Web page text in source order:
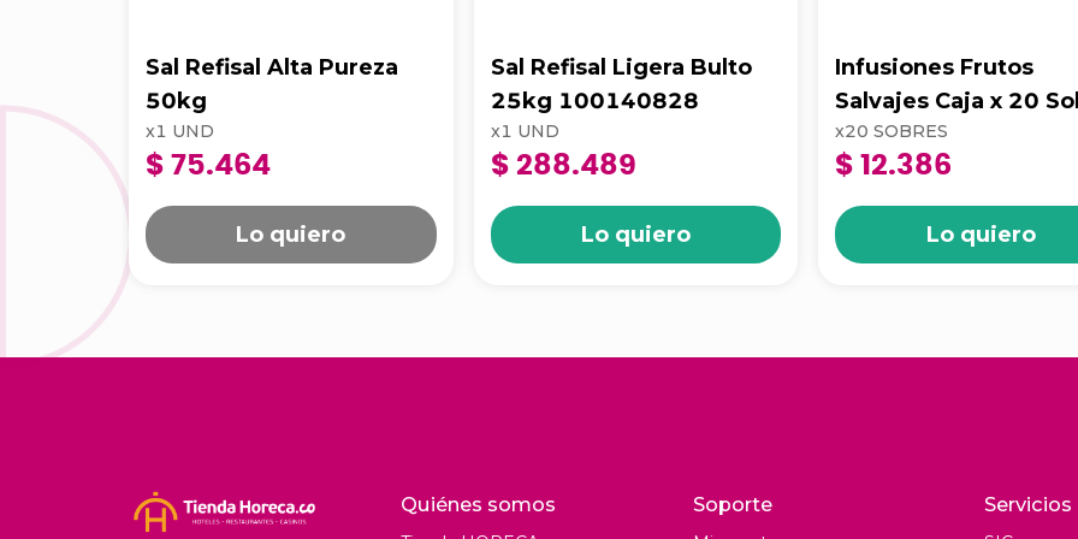
Sal Refisal Alta Pureza
50kg
x1 UND
$ 75.464
Lo quiero
Sal Refisal Ligera Bulto
25kg 100140828
x1 UND
$ 288.489
Lo quiero
Infusiones Frutos
Salvajes Caja x 20
x20 SOBRES
$ 12.386
Lo quiero
Quiénes somos Soporte Servicios